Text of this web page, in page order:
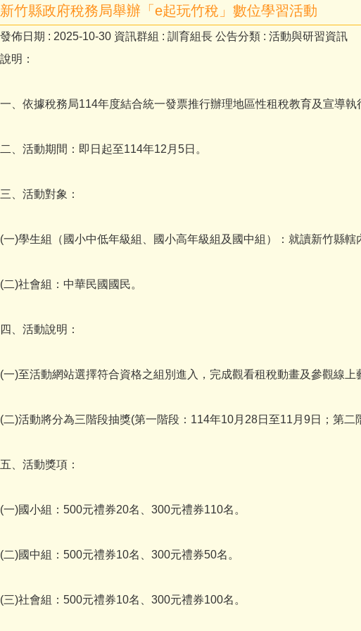
新竹縣政府稅務局舉辦「e起玩竹稅」數位學習活動
發佈日期 : 2025-10-30 資訊群組 : 訓育組長 公告分類 : 活動與研習資訊
說明：
一、依據稅務局114年度結合統一發票推行辦理地區性租稅教育及宣導執
二、活動期間：即日起至114年12月5日。
三、活動對象：
(一)學生組（國小中低年級組、國小高年級組及國中組）：就讀新竹縣轄
(二)社會組：中華民國國民。
四、活動說明：
(一)至活動網站選擇符合資格之組別進入，完成觀看租稅動畫及參觀線
(二)活動將分為三階段抽獎(第一階段：114年10月28日至11月9日；第
五、活動獎項：
(一)國小組：500元禮券20名、300元禮券110名。
(二)國中組：500元禮券10名、300元禮券50名。
(三)社會組：500元禮券10名、300元禮券100名。